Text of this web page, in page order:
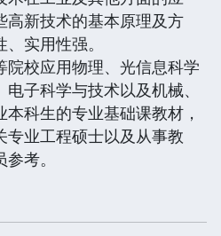
高新技术的基本原理及方
实用性强。
校应用物理、光信息科学
子科学与技术以及机械、
科生的专业基础课教材，
专业工程硕士以及从事教
考。